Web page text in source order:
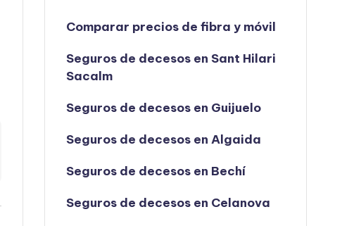
Comparar precios de fibra y móvil
Seguros de decesos en Sant Hilari
Sacalm
Seguros de decesos en Guijuelo
Seguros de decesos en Algaida
Seguros de decesos en Bechí
Seguros de decesos en Celanova